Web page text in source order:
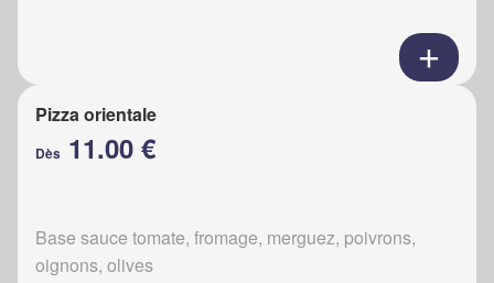
Pizza orientale
Dès 11.00 €
Base sauce tomate, fromage, merguez, poivrons,
oignons, olives